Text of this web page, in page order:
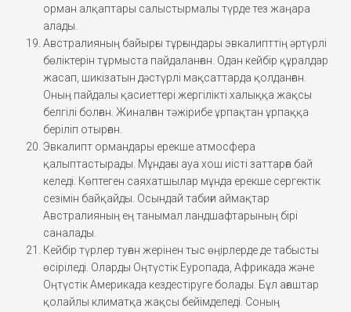
орман алқаптары салыстырмалы түрде тез жаңара
алады.
Австралияның байырғы тұрғындары эвкалипттің әртүрлі
бөліктерін тұрмыста пайдаланған. Одан кейбір құралдар
жасап, шикізатын дәстүрлі мақсаттарда қолданған.
Оның пайдалы қасиеттері жергілікті халыққа жақсы
белгілі болған. Жиналған тәжірибе ұрпақтан ұрпаққа
беріліп отырған.
Эвкалипт ормандары ерекше атмосфера
қалыптастырады. Мұндағы ауа хош иісті заттарға бай
келеді. Көптеген саяхатшылар мұнда ерекше сергектік
сезімін байқайды. Осындай табиғи аймақтар
Австралияның ең танымал ландшафтарының бірі
саналады.
Кейбір түрлер туған жерінен тыс өңірлерде де табысты
өсіріледі. Оларды Оңтүстік Еуропада, Африкада және
Оңтүстік Америкада кездестіруге болады. Бұл ағаштар
қолайлы климатқа жақсы бейімделеді. Соның